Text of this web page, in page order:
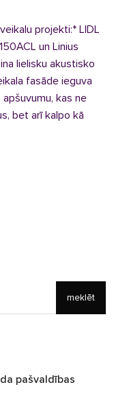
projekti:* LIDL
un Linius
lielisku akustisko
fasāde ieguva
apšuvumu, kas ne
bet arī kalpo kā
meklēt
pašvaldības